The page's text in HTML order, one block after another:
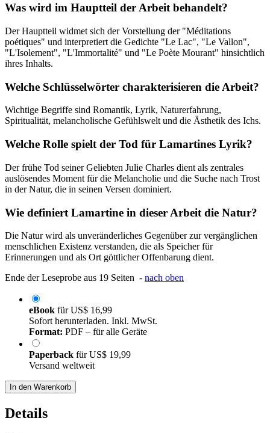
Was wird im Hauptteil der Arbeit behandelt?
Der Hauptteil widmet sich der Vorstellung der "Méditations
poétiques" und interpretiert die Gedichte "Le Lac", "Le Vallon",
"L'Isolement", "L'Immortalité" und "Le Poète Mourant" hinsichtlich
ihres Inhalts.
Welche Schlüsselwörter charakterisieren die Arbeit?
Wichtige Begriffe sind Romantik, Lyrik, Naturerfahrung,
Spiritualität, melancholische Gefühlswelt und die Ästhetik des Ichs.
Welche Rolle spielt der Tod für Lamartines Lyrik?
Der frühe Tod seiner Geliebten Julie Charles dient als zentrales
auslösendes Moment für die Melancholie und die Suche nach Trost
in der Natur, die in seinen Versen dominiert.
Wie definiert Lamartine in dieser Arbeit die Natur?
Die Natur wird als unveränderliches Gegenüber zur vergänglichen
menschlichen Existenz verstanden, die als Speicher für
Erinnerungen und als Ort göttlicher Offenbarung dient.
Ende der Leseprobe aus 19 Seiten - nach oben
eBook fürUS$ 16,99
Sofort herunterladen. Inkl. MwSt.
Format: PDF – für alle Geräte
Paperback fürUS$ 19,99
Versand weltweit
In den Warenkorb
Details